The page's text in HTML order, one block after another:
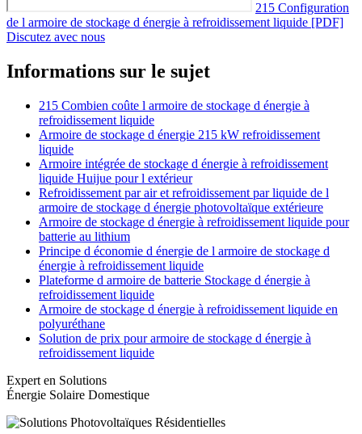
215 Configuration
de l armoire de stockage d énergie à refroidissement liquide [PDF]
Discutez avec nous
Informations sur le sujet
215 Combien coûte l armoire de stockage d énergie à
refroidissement liquide
Armoire de stockage d énergie 215 kW refroidissement
liquide
Armoire intégrée de stockage d énergie à refroidissement
liquide Huijue pour l extérieur
Refroidissement par air et refroidissement par liquide de l
armoire de stockage d énergie photovoltaïque extérieure
Armoire de stockage d énergie à refroidissement liquide pour
batterie au lithium
Principe d économie d énergie de l armoire de stockage d
énergie à refroidissement liquide
Plateforme d armoire de batterie Stockage d énergie à
refroidissement liquide
Armoire de stockage d énergie à refroidissement liquide en
polyuréthane
Solution de prix pour armoire de stockage d énergie à
refroidissement liquide
Expert en Solutions
Énergie Solaire Domestique